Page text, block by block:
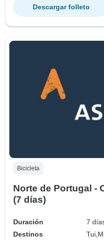
Descargar folleto
Bicicleta
Norte de Portugal -
(7 días)
Duración
7
Destinos
Tui,